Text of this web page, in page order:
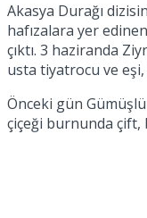
Akasya Durağı
hafızalara yer
çıktı. 3 haziranda
usta tiyatrocu ve eşi,
Önceki gün
çiçeği burnunda çift,